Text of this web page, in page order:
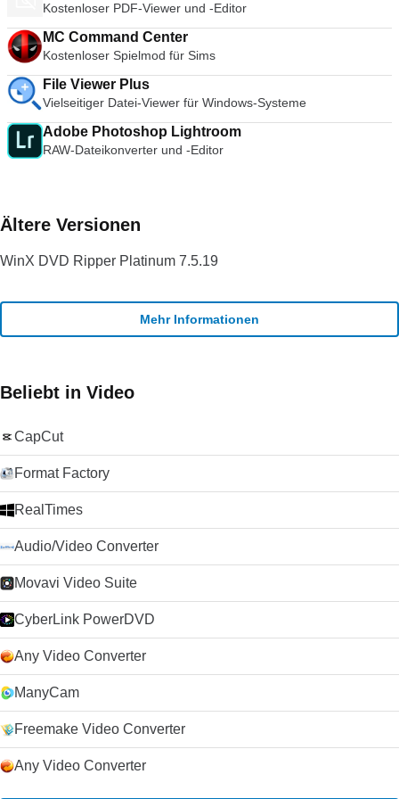
des VNC-Viewers? Hier herunterladen
Kostenloser PDF-Viewer und -Editor
MC Command Center
Kostenloser Spielmod für Sims
File Viewer Plus
Vielseitiger Datei-Viewer für Windows-Systeme
Adobe Photoshop Lightroom
RAW-Dateikonverter und -Editor
Ältere Versionen
WinX DVD Ripper Platinum 7.5.19
Mehr Informationen
Beliebt in Video
CapCut
Format Factory
RealTimes
Audio/Video Converter
Movavi Video Suite
CyberLink PowerDVD
Any Video Converter
ManyCam
Freemake Video Converter
Any Video Converter